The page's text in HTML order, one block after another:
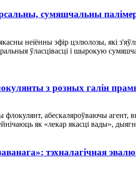
сумяшчальны
неіённы эфір цэлюлозы, які
ўласцівасці і шырокую
з розных галін
абескаляроўваючы агент,
як «лекар якасці вады»,
тэхналагічная